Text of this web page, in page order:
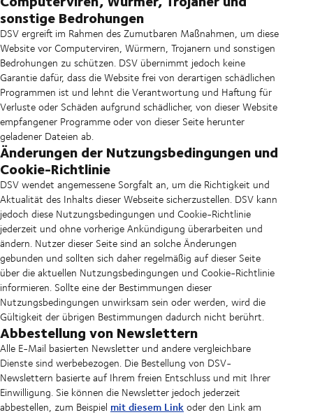
sonstige Bedrohungen
DSV ergreift im Rahmen des Zumutbaren Maßnahmen, um diese
Website vor Computerviren, Würmern, Trojanern und sonstigen
Bedrohungen zu schützen. DSV übernimmt jedoch keine
Garantie dafür, dass die Website frei von derartigen schädlichen
Programmen ist und lehnt die Verantwortung und Haftung für
Verluste oder Schäden aufgrund schädlicher, von dieser Website
empfangener Programme oder von dieser Seite herunter
geladener Dateien ab.
Änderungen der Nutzungsbedingungen und
Cookie-Richtlinie
DSV wendet angemessene Sorgfalt an, um die Richtigkeit und
Aktualität des Inhalts dieser Webseite sicherzustellen. DSV kann
jedoch diese Nutzungsbedingungen und Cookie-Richtlinie
jederzeit und ohne vorherige Ankündigung überarbeiten und
ändern. Nutzer dieser Seite sind an solche Änderungen
gebunden und sollten sich daher regelmäßig auf dieser Seite
über die aktuellen Nutzungsbedingungen und Cookie-Richtlinie
informieren. Sollte eine der Bestimmungen dieser
Nutzungsbedingungen unwirksam sein oder werden, wird die
Gültigkeit der übrigen Bestimmungen dadurch nicht berührt.
Abbestellung von Newslettern
Alle E-Mail basierten Newsletter und andere vergleichbare
Dienste sind werbebezogen. Die Bestellung von DSV-
Newslettern basierte auf Ihrem freien Entschluss und mit Ihrer
Einwilligung. Sie können die Newsletter jedoch jederzeit
abbestellen, zum Beispiel mit diesem Linkoder den Link am